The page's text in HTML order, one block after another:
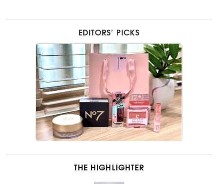
EDITORS’ PICKS
THE HIGHLIGHTER